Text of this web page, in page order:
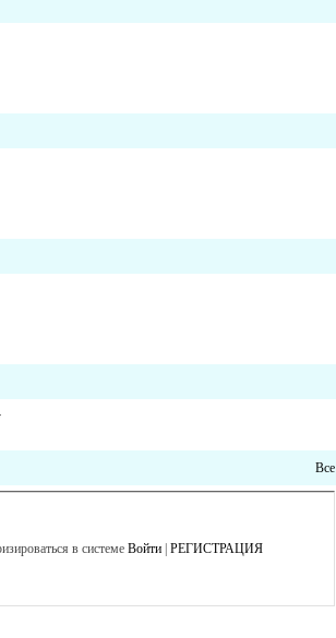
Все
в системе Войти| РЕГИСТРАЦИЯ